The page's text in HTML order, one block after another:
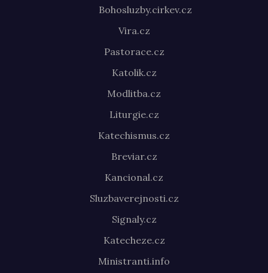
Bohosluzby.cirkev.cz
Vira.cz
Pastorace.cz
Katolik.cz
Modlitba.cz
Liturgie.cz
Katechismus.cz
Breviar.cz
Kancional.cz
Sluzbaverejnosti.cz
Signaly.cz
Katecheze.cz
Ministranti.info